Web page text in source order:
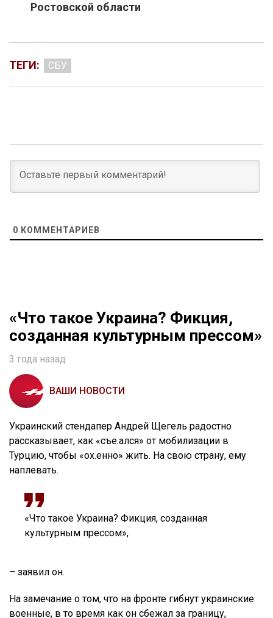
Ростовской области
ТЕГИ: СБУ
0 КОММЕНТАРИЕВ
«Что такое Украина? Фикция,
созданная культурным прессом»
3 года назад
ВАШИ НОВОСТИ
Украинский стендапер Андрей Щегель радостно
рассказывает, как «съе.ался» от мобилизации в
Турцию, чтобы «ох.енно» жить. На свою страну, ему
наплевать.
«Что такое Украина? Фикция, созданная
культурным прессом»,
– заявил он.
На замечание о том, что на фронте гибнут украинские
военные, в то время как он сбежал за границу,